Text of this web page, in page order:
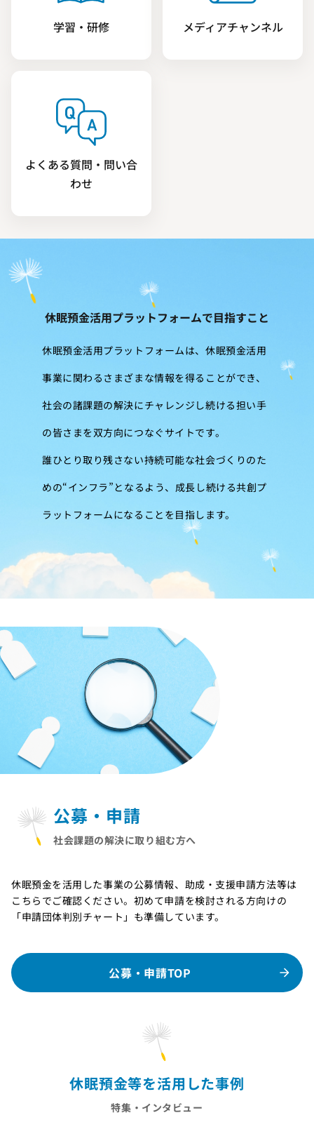
学習・研修 メディアチャンネル
よくある質問・問い合
わせ
休眠預金活用プラットフォームで目指すこと
休眠預金活用プラットフォームは、休眠預金活用
事業に関わるさまざまな情報を得ることができ、
社会の諸課題の解決にチャレンジし続ける担い手
の皆さまを双方向につなぐサイトです。
誰ひとり取り残さない持続可能な社会づくりのた
めの“インフラ”となるよう、成長し続ける共創プ
ラットフォームになることを目指します。
公募・申請
社会課題の解決に取り組む方へ
休眠預金を活用した事業の公募情報、助成・支援申請方法等は
こちらでご確認ください。初めて申請を検討される方向けの
「申請団体判別チャート」も準備しています。
公募・申請TOP
休眠預金等を活用した事例
特集・インタビュー